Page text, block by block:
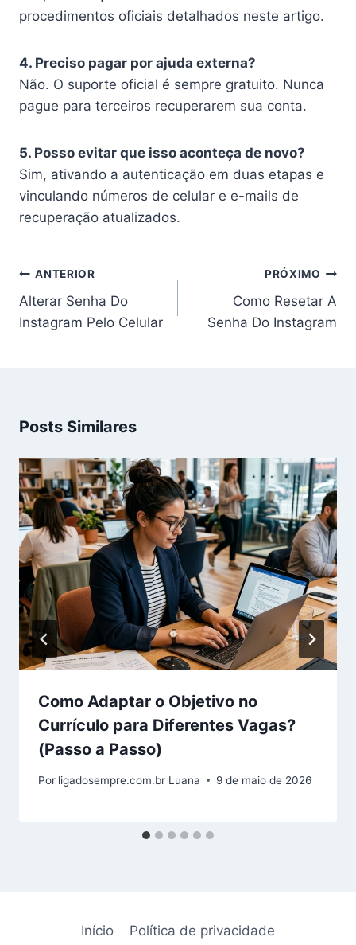
procedimentos oficiais detalhados neste artigo.
4. Preciso pagar por ajuda externa?
Não. O suporte oficial é sempre gratuito. Nunca
pague para terceiros recuperarem sua conta.
5. Posso evitar que isso aconteça de novo?
Sim, ativando a autenticação em duas etapas e
vinculando números de celular e e-mails de
recuperação atualizados.
Navegação
de
Post
ANTERIOR
Alterar Senha Do
Instagram Pelo Celular
PRÓXIMO
Como Resetar A
Senha Do Instagram
Posts Similares
Como Adaptar o Objetivo no
Currículo para Diferentes Vagas?
(Passo a Passo)
Por ligadosempre.com.br Luana 9 de maio de 2026
Início Política de privacidade